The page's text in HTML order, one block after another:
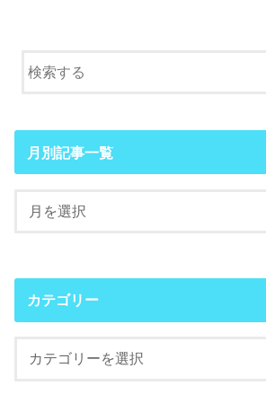
月別記事一覧
カテゴリー